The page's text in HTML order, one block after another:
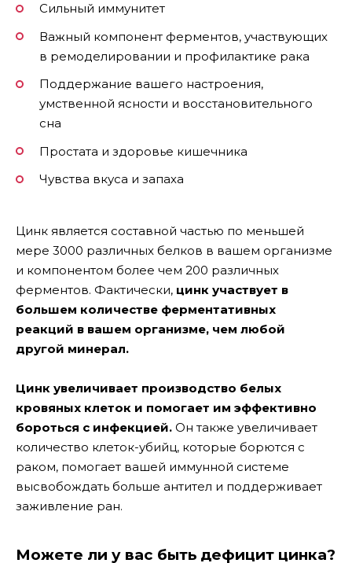
Сильный иммунитет
Важный компонент ферментов, участвующих
в ремоделировании и профилактике рака
Поддержание вашего настроения,
умственной ясности и восстановительного
сна
Простата и здоровье кишечника
Чувства вкуса и запаха
Цинк является составной частью по меньшей
мере 3000 различных белков в вашем организме
и компонентом более чем 200 различных
ферментов. Фактически, цинк участвует в
большем количестве ферментативных
реакций в вашем организме, чем любой
другой минерал.
Цинк увеличивает производство белых
кровяных клеток и помогает им эффективно
бороться с инфекцией. Он также увеличивает
количество клеток-убийц, которые борются с
раком, помогает вашей иммунной системе
высвобождать больше антител и поддерживает
заживление ран.
Можете ли у вас быть дефицит цинка?